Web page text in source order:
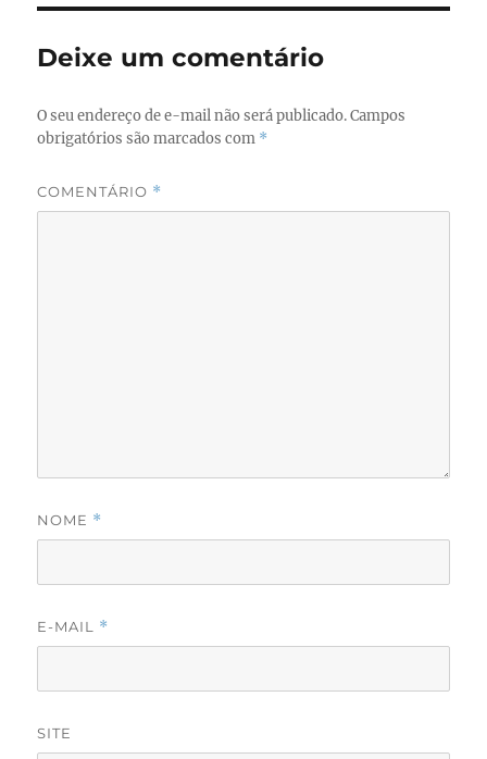
Deixe um comentário
O seu endereço de e-mail não será publicado. Campos
obrigatórios são marcados com *
COMENTÁRIO *
NOME *
E-MAIL *
SITE